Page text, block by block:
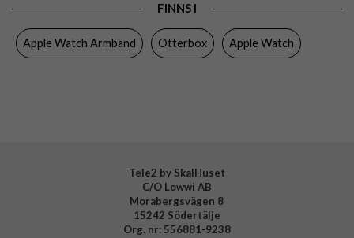
Egenskaper Slimmad
Färg
FINNS I
Apple Watch Armband Otterbox Apple Watch
Tele2 by SkalHuset
C/O Lowwi AB
Morabergsvägen 8
15242 Södertälje
Org. nr: 556881-9238